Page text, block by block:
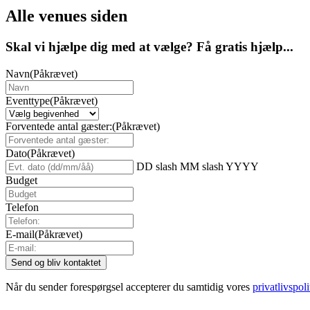
Alle venues siden
Skal vi hjælpe dig med at vælge? Få gratis hjælp...
Navn(Påkrævet)
Eventtype(Påkrævet)
Forventede antal gæster:(Påkrævet)
Dato(Påkrævet)
DD slash MM slash YYYY
Budget
Telefon
E-mail(Påkrævet)
Når du sender forespørgsel accepterer du samtidig vores